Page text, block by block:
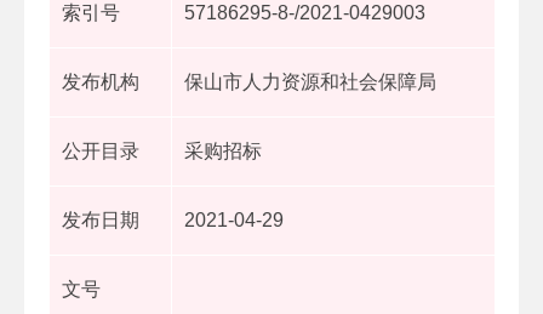
索引号 57186295-8-/2021-0429003
发布机构 保山市人力资源和社会保障局
公开目录 采购招标
发布日期 2021-04-29
文号